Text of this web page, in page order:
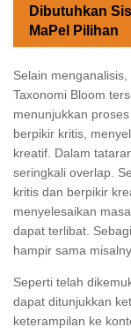
Dibutuhkan
MaPel Pilihan
Selain
Taxonomi Bloom
menunjukkan
berpikir kritis,
kreatif. Dalam
seringkali overlap.
kritis dan berpikir
menyelesaikan
dapat terlibat.
hampir sama
Seperti telah
dapat ditunjukkan
keterampilan ke